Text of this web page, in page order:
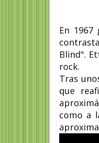
En
Blind".
rock.
Tras
que
como a